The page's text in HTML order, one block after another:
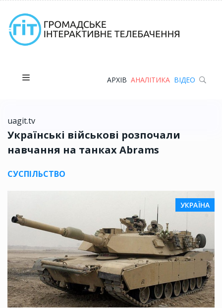
АРХІВ АНАЛІТИКА ВІДЕО
uagit.tv
Українські військові розпочали
навчання на танках Abrams
СУСПІЛЬСТВО
УКРАЇНА